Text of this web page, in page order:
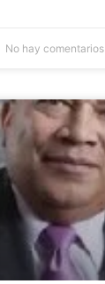
No hay comentarios